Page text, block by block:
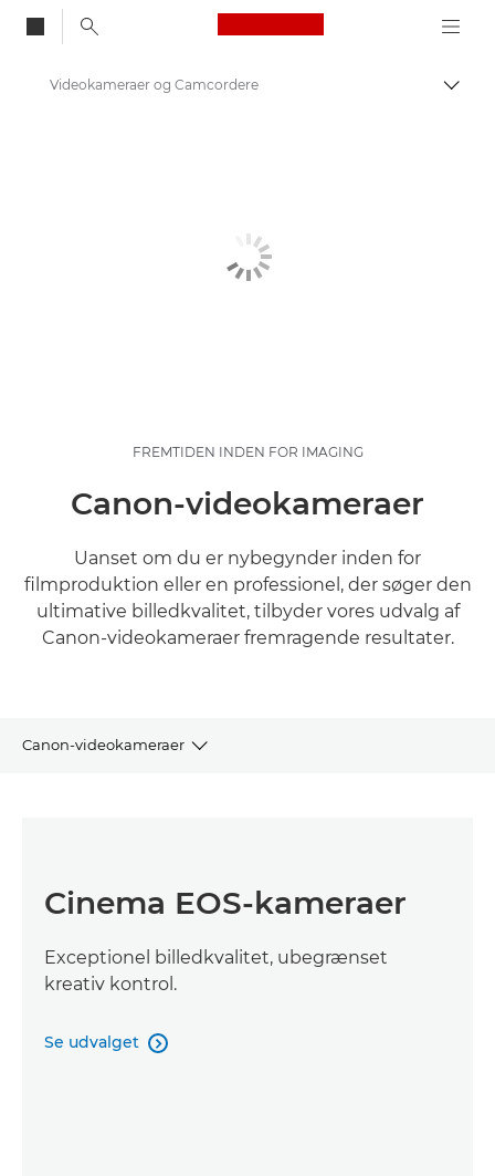
Canon Logo, back
Skift
Videokameraer og Camcordere
FREMTIDEN INDEN FOR IMAGING
Canon-videokameraer
Uanset om du er nybegynder inden for
filmproduktion eller en professionel, der søger den
ultimative billedkvalitet, tilbyder vores udvalg af
Canon-videokameraer fremragende resultater.
Canon-videokameraer
KAMERAER MED HØJ FØLSOMHED
4K- OG FULL HD-CAMCORDERE
Cinema EOS-kameraer
Exceptionel billedkvalitet, ubegrænset
kreativ kontrol.
Se udvalget 